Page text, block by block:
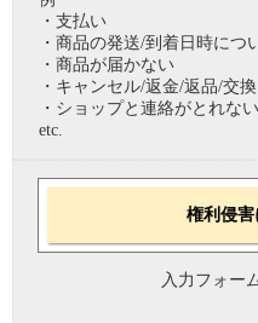
・支払い
・商品の発送/到着日時につ
・商品が届かない
・キャンセル/返金/返品/交換
・ショップと連絡がとれない
etc.
権利侵害
入力フォー